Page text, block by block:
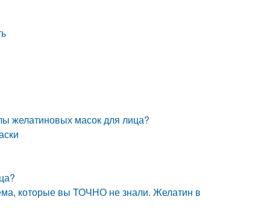
желатиновых масок для лица?
которые вы ТОЧНО не знали. Желатин в